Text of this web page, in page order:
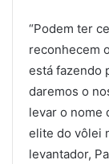
“Podem ter
reconhecem
está fazendo
daremos o
levar o nome
elite do vôlei
levantador,